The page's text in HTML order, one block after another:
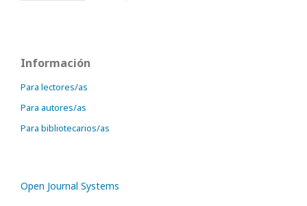
Información
Para lectores/as
Para autores/as
Para bibliotecarios/as
Open Journal Systems